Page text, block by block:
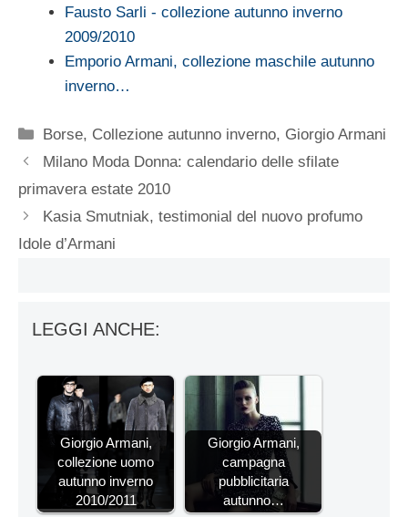
Fausto Sarli - collezione autunno inverno
2009/2010
Emporio Armani, collezione maschile autunno
inverno…
Categorie
Borse, Collezione autunno inverno, Giorgio Armani
Milano Moda Donna: calendario delle sfilate
primavera estate 2010
Kasia Smutniak, testimonial del nuovo profumo
Idole d’Armani
LEGGI ANCHE:
Giorgio Armani,
collezione uomo
autunno inverno
2010/2011
Giorgio Armani,
campagna
pubblicitaria
autunno…